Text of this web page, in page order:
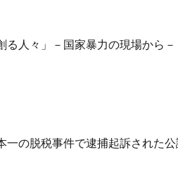
人々」－国家暴力の現場から－
税事件で逮捕起訴された公認